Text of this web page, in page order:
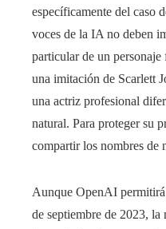
específicamente del caso
voces de la IA no deben
particular de un
una imitación de Scarlett
una actriz profesional
natural. Para proteger su
compartir los nombres de
Aunque OpenAI
de septiembre de 2023,